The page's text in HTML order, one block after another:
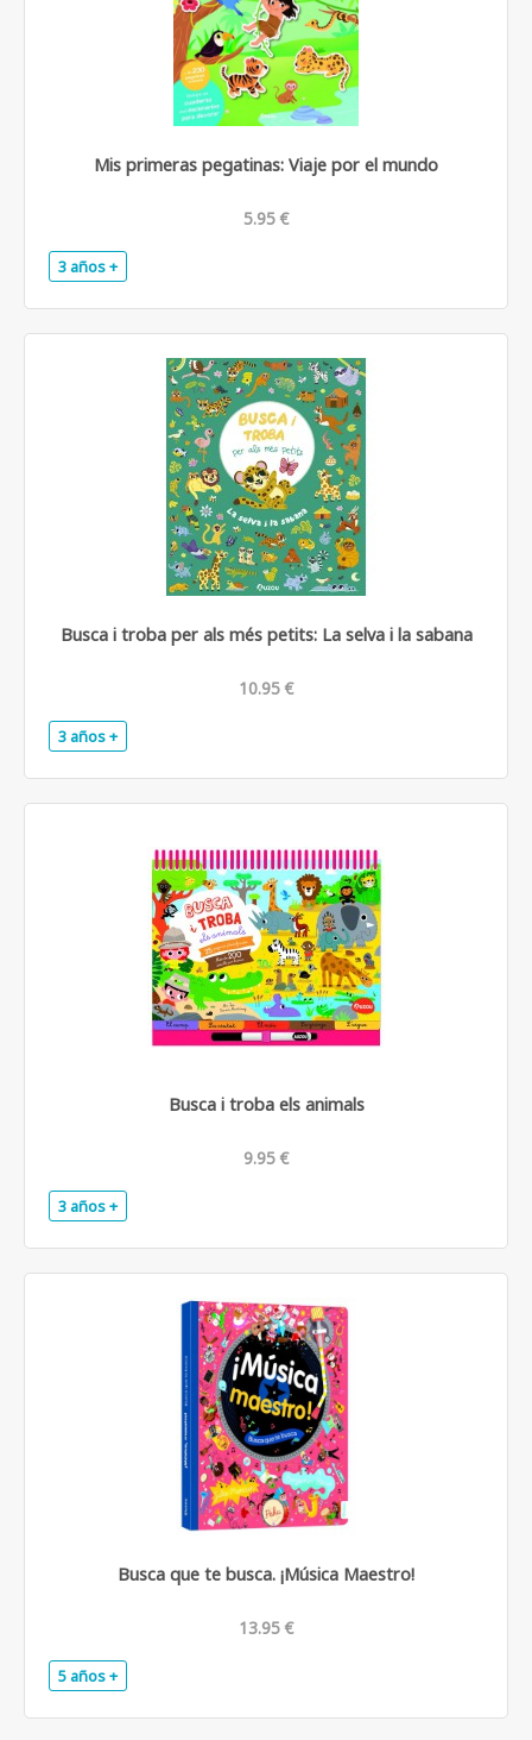
Mis primeras pegatinas: Viaje por el mundo
5.95 €
3 años +
Busca i troba per als més petits: La selva i la sabana
10.95 €
3 años +
Busca i troba els animals
9.95 €
3 años +
Busca que te busca. ¡Música Maestro!
13.95 €
5 años +